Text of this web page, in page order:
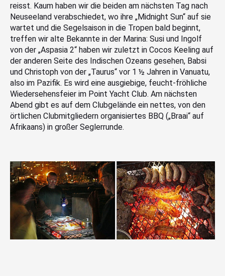
reisst. Kaum haben wir die beiden am nächsten Tag nach
Neuseeland verabschiedet, wo ihre „Midnight Sun“ auf sie
wartet und die Segelsaison in die Tropen bald beginnt,
treffen wir alte Bekannte in der Marina: Susi und Ingolf
von der „Aspasia 2“ haben wir zuletzt in Cocos Keeling auf
der anderen Seite des Indischen Ozeans gesehen, Babsi
und Christoph von der „Taurus“ vor 1 ½ Jahren in Vanuatu,
also im Pazifik. Es wird eine ausgiebige, feucht-fröhliche
Wiedersehensfeier im Point Yacht Club. Am nächsten
Abend gibt es auf dem Clubgelände ein nettes, von den
örtlichen Clubmitgliedern organisiertes BBQ („Braai“ auf
Afrikaans) in großer Seglerrunde.